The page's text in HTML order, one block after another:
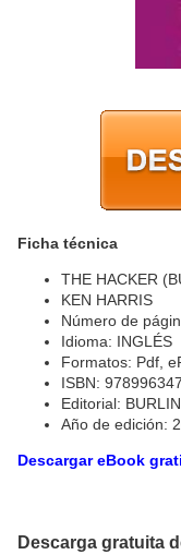
Ficha técnica
THE HACKER
KEN HARRIS
Número de
Idioma: INGLÉS
Formatos: Pdf,
ISBN:
Editorial:
Año de edición:
Descargar eBook
Descarga gratuita